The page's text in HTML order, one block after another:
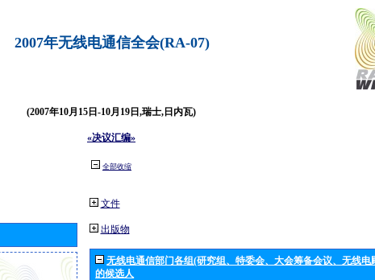
2007年无线电通信全会(RA-07)
(2007年10月15日-10月19日,瑞士,日内瓦)
«决议汇编»
全部收缩
文件
出版物
无线电通信部门各组(研究组、特委会、大会筹备会议、无线电
的候选人